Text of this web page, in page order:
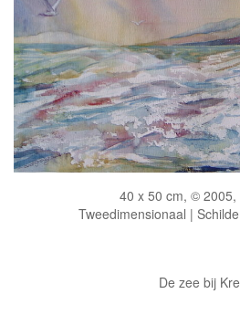
40 x 50 cm, © 2005,
Tweedimensionaal |
De zee bij